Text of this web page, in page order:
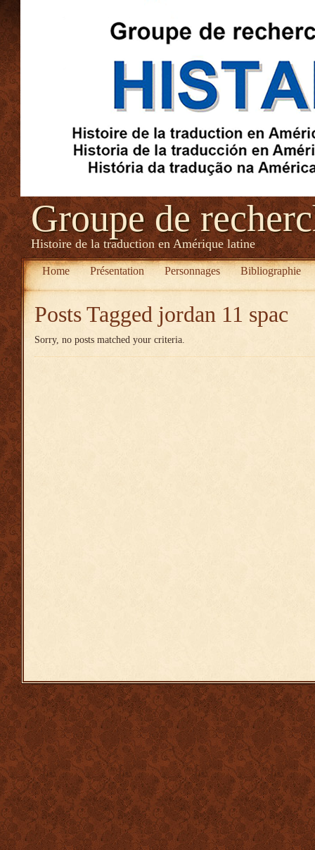
Groupe de
Histoire de la traduction en Amérique latine
Home Présentation Personnages Bibliographie
Posts Tagged jordan 11 spac
Sorry, no posts matched your criteria.